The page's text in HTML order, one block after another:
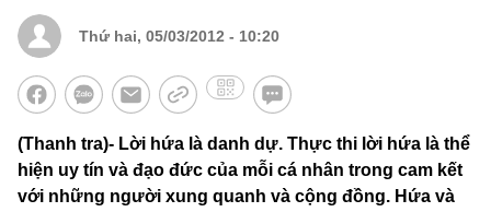
Thứ hai, 05/03/2012 - 10:20
(Thanh tra)- Lời hứa là danh dự. Thực thi lời hứa là thể
hiện uy tín và đạo đức của mỗi cá nhân trong cam kết
với những người xung quanh và cộng đồng. Hứa và